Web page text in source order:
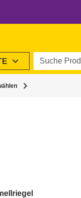
expand_more Suche
chevron_right